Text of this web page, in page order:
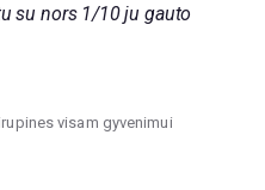
su nors 1/10 ju gauto
visam gyvenimui